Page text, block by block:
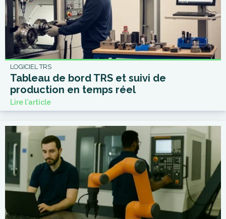
LOGICIEL TRS
Tableau de bord TRS et suivi de
production en temps réel
Lire l'article